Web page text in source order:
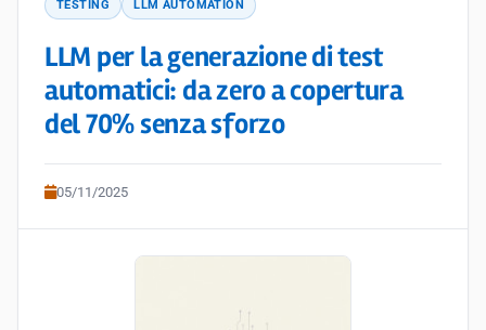
TESTING LLM AUTOMATION
LLM per la generazione di test
automatici: da zero a copertura
del 70% senza sforzo
05/11/2025